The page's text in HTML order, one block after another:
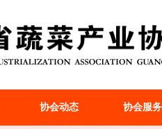
协会动态 协会服务